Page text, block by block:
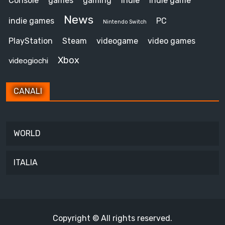
indie games News Nintendo Switch PC
PlayStation Steam videogame video games
videogiochi Xbox
CANALI
WORLD
ITALIA
Copyright © All rights reserved.